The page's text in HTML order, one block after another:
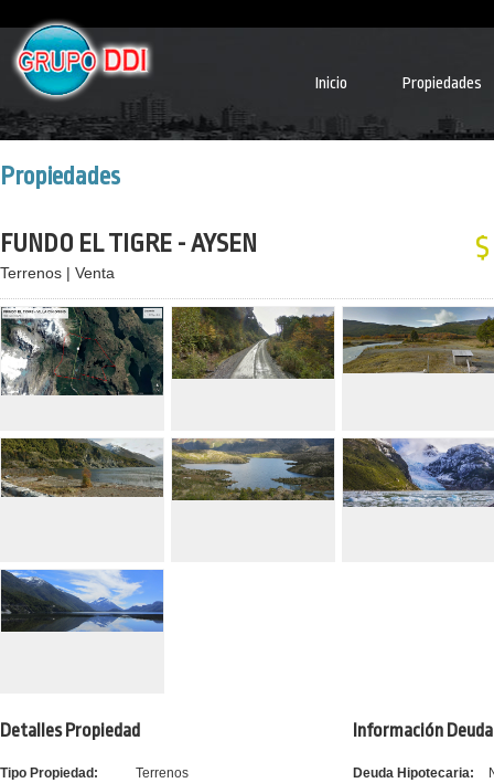
Inicio Propiedades
Propiedades
FUNDO EL TIGRE - AYSEN
Terrenos | Venta
Detalles Propiedad
Tipo Propiedad:
Terrenos
Información
Deuda Hipotecaria: